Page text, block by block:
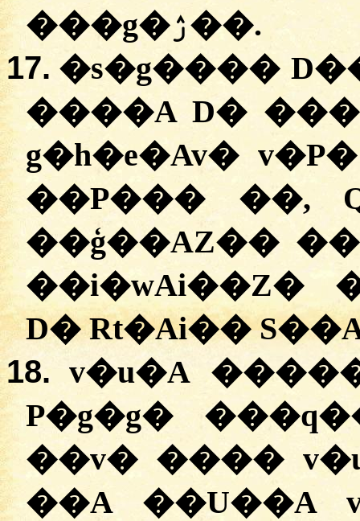
���g�ۯ��.
17. �s�g����
����A D�
g�h�e�Av�
��P��� ��,
��ģ��AZ��
��i�wAi��Z�
D� Rt�Ai��
18. v�u�A
P�g�g�
��v� ����
��A ��U��A